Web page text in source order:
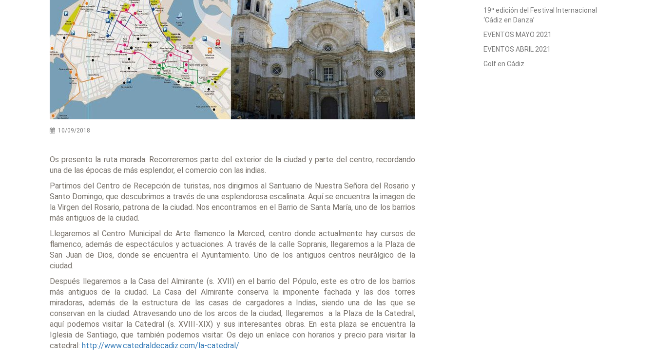
10/09/2018
Os presento la ruta morada. Recorreremos parte del exterior de la ciudad y parte del centro, recordando
una de las épocas de más esplendor, el comercio con las indias.
Partimos del Centro de Recepción de turistas, nos dirigimos al Santuario de Nuestra Señora del Rosario y
Santo Domingo, que descubrimos a través de una esplendorosa escalinata. Aquí se encuentra la imagen de
la Virgen del Rosario, patrona de la ciudad. Nos encontramos en el Barrio de Santa María, uno de los barrios
más antiguos de la ciudad.
Llegaremos al Centro Municipal de Arte flamenco la Merced, centro donde actualmente hay cursos de
flamenco, además de espectáculos y actuaciones. A través de la calle Sopranis, llegaremos a la Plaza de
San Juan de Dios, donde se encuentra el Ayuntamiento. Uno de los antiguos centros neurálgico de la
ciudad.
Después llegaremos a la Casa del Almirante (s. XVII) en el barrio del Pópulo, este es otro de los barrios
más antiguos de la ciudad. La Casa del Almirante conserva la imponente fachada y las dos torres
miradoras, además de la estructura de las casas de cargadores a Indias, siendo una de las que se
conservan en la ciudad. Atravesando uno de los arcos de la ciudad, llegaremos a la Plaza de la Catedral,
aquí podemos visitar la Catedral (s. XVIII-XIX) y sus interesantes obras. En esta plaza se encuentra la
Iglesia de Santiago, que también podemos visitar. Os dejo un enlace con horarios y precio para visitar la
catedral: http://www.catedraldecadiz.com/la-catedral/
19ª edición del Festival Internacional
‘Cádiz en Danza’
EVENTOS MAYO 2021
EVENTOS ABRIL 2021
Golf en Cádiz